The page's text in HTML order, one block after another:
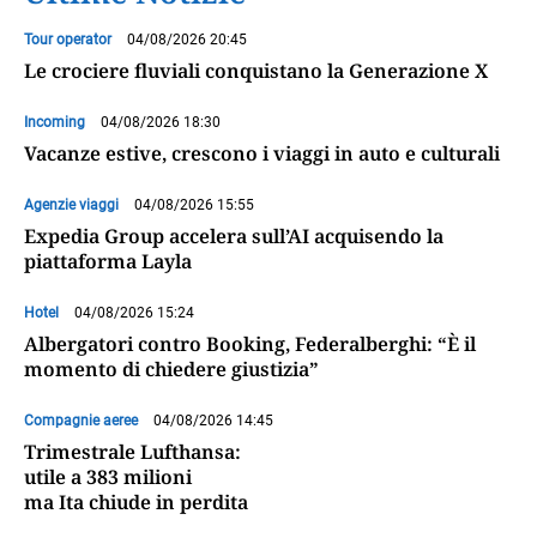
Tour operator 04/08/2026 20:45
Le crociere fluviali conquistano la Generazione X
Incoming 04/08/2026 18:30
Vacanze estive, crescono i viaggi in auto e culturali
Agenzie viaggi 04/08/2026 15:55
Expedia Group accelera sull’AI acquisendo la
piattaforma Layla
Hotel 04/08/2026 15:24
Albergatori contro Booking, Federalberghi: “È il
momento di chiedere giustizia”
Compagnie aeree 04/08/2026 14:45
Trimestrale Lufthansa:
utile a 383 milioni
ma Ita chiude in perdita